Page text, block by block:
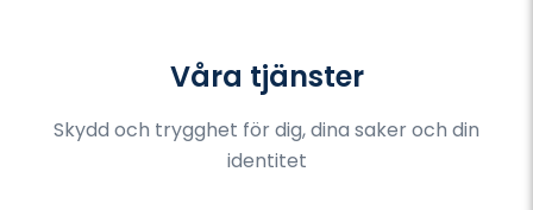
märkningsdekaler och 2st
nyckelbrickor. - Bevakning av
personliga uppgifter. Vi
erbjuder trygghet i form av rea
Våra tjänster
Skydd och trygghet för dig, dina saker och din
identitet